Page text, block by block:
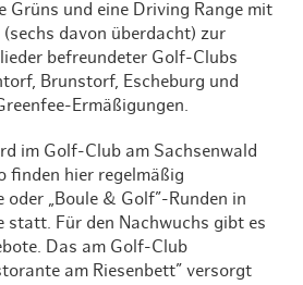
Grüns und eine Driving Range mit
davon überdacht) zur
befreundeter Golf-Clubs
Brunstorf, Escheburg und
Ermäßigungen.
im Golf-Club am Sachsenwald
finden hier regelmäßig
„Boule & Golf”-Runden in
statt. Für den Nachwuchs gibt es
Das am Golf-Club
am Riesenbett” versorgt